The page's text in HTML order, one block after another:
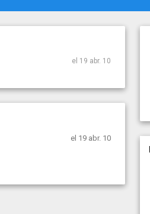
el 19 abr. 10
el 19 abr. 10